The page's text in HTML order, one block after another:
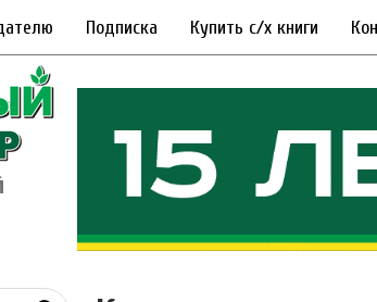
Подписка Купить с/х книги